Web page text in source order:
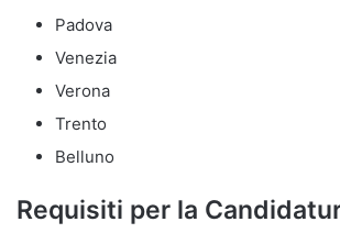
Padova
Venezia
Verona
Trento
Belluno
Requisiti per la